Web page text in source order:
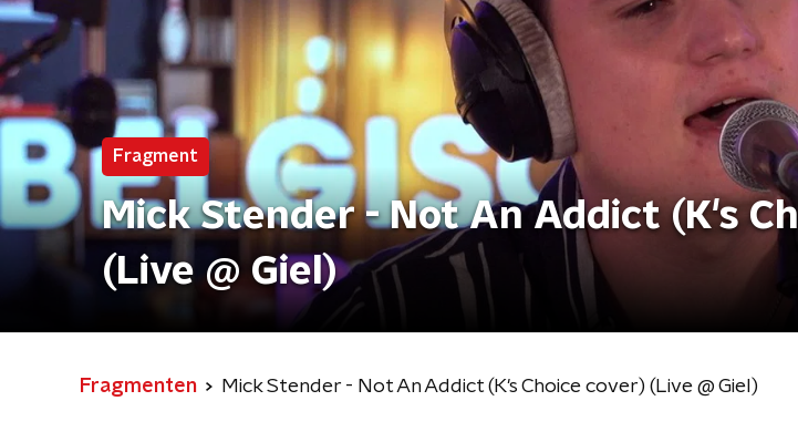
Fragment
Mick Stender - Not An Addict (K's
(Live @ Giel)
Fragmenten Mick Stender - Not An Addict (K's Choice cover) (Live @ Giel)